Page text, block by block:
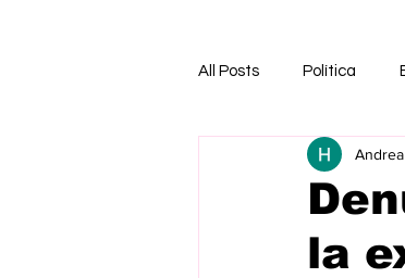
All Posts Política
la